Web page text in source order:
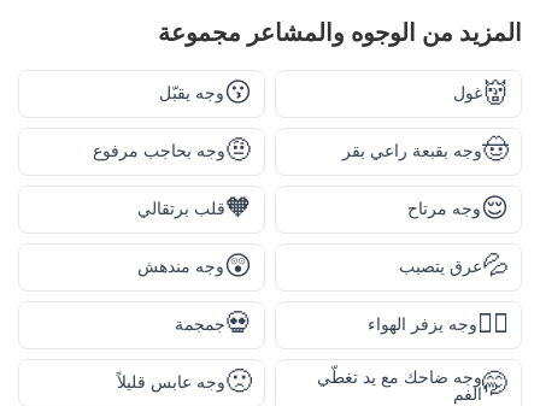
المزيد من الوجوه والمشاعر مجموعة
👹غول 😗وجه يقبّل
🤠وجه بقبعة راعي بقر 🤨وجه بحاجب مرفوع
😌وجه مرتاح 🧡قلب برتقالي
💦عرق يتصبب 😲وجه مندهش
😮‍💨وجه يزفر الهواء 💀جمجمة
🤭وجه ضاحك مع يد تغطّي
الفم
🙁وجه عابس قليلاً